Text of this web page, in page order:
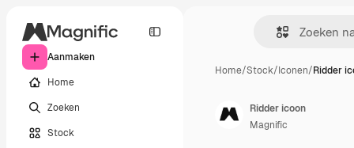
Aanmaken
Home
Zoeken
Stock
Home/Stock/Iconen/Ridder
Ridder icoon
Magnific